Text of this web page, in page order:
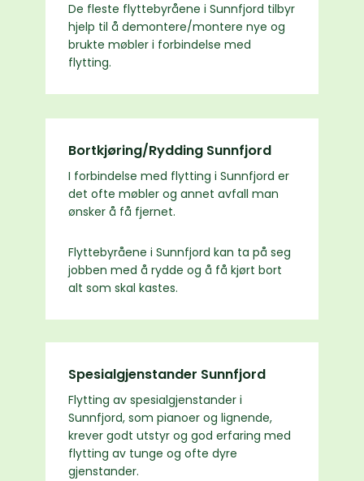
De fleste flyttebyråene i Sunnfjord tilbyr
hjelp til å demontere/montere nye og
brukte møbler i forbindelse med
flytting.
Bortkjøring/Rydding Sunnfjord
I forbindelse med flytting i Sunnfjord er
det ofte møbler og annet avfall man
ønsker å få fjernet.
Flyttebyråene i Sunnfjord kan ta på seg
jobben med å rydde og å få kjørt bort
alt som skal kastes.
Spesialgjenstander Sunnfjord
Flytting av spesialgjenstander i
Sunnfjord, som pianoer og lignende,
krever godt utstyr og god erfaring med
flytting av tunge og ofte dyre
gjenstander.